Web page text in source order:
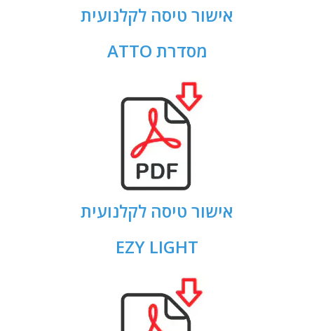
אישור טיסה לקלנועית
מסדרת ATTO
אישור טיסה לקלנועית
EZY LIGHT